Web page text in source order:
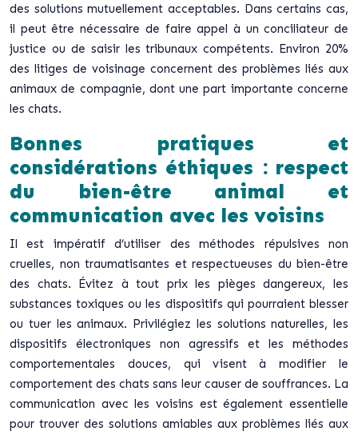
des solutions mutuellement acceptables. Dans certains cas,
il peut être nécessaire de faire appel à un conciliateur de
justice ou de saisir les tribunaux compétents. Environ 20%
des litiges de voisinage concernent des problèmes liés aux
animaux de compagnie, dont une part importante concerne
les chats.
Bonnes pratiques et
considérations éthiques : respect
du bien-être animal et
communication avec les voisins
Il est impératif d’utiliser des méthodes répulsives non
cruelles, non traumatisantes et respectueuses du bien-être
des chats. Évitez à tout prix les pièges dangereux, les
substances toxiques ou les dispositifs qui pourraient blesser
ou tuer les animaux. Privilégiez les solutions naturelles, les
dispositifs électroniques non agressifs et les méthodes
comportementales douces, qui visent à modifier le
comportement des chats sans leur causer de souffrances. La
communication avec les voisins est également essentielle
pour trouver des solutions amiables aux problèmes liés aux